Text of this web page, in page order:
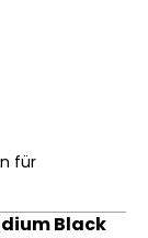
für
Black